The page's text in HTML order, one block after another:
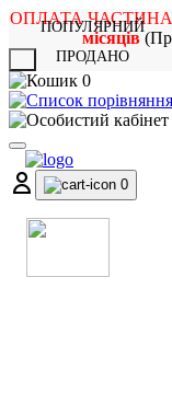
ОПЛАТА
місяців
0
0
ПОПУЛЯРНИЙ
ПРОДАНО